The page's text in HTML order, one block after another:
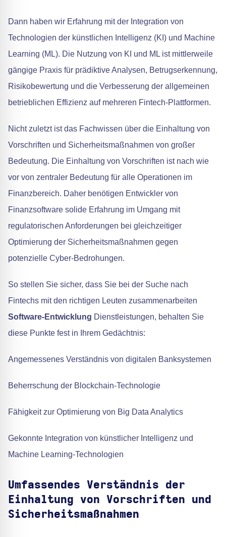
Dann haben wir Erfahrung mit der Integration von
Technologien der künstlichen Intelligenz (KI) und Machine
Learning (ML). Die Nutzung von KI und ML ist mittlerweile
gängige Praxis für prädiktive Analysen, Betrugserkennung,
Risikobewertung und die Verbesserung der allgemeinen
betrieblichen Effizienz auf mehreren Fintech-Plattformen.
Nicht zuletzt ist das Fachwissen über die Einhaltung von
Vorschriften und Sicherheitsmaßnahmen von großer
Bedeutung. Die Einhaltung von Vorschriften ist nach wie
vor von zentraler Bedeutung für alle Operationen im
Finanzbereich. Daher benötigen Entwickler von
Finanzsoftware solide Erfahrung im Umgang mit
regulatorischen Anforderungen bei gleichzeitiger
Optimierung der Sicherheitsmaßnahmen gegen
potenzielle Cyber-Bedrohungen.
So stellen Sie sicher, dass Sie bei der Suche nach
Fintechs mit den richtigen Leuten zusammenarbeiten
Software-Entwicklung Dienstleistungen, behalten Sie
diese Punkte fest in Ihrem Gedächtnis:
Angemessenes Verständnis von digitalen Banksystemen
Beherrschung der Blockchain-Technologie
Fähigkeit zur Optimierung von Big Data Analytics
Gekonnte Integration von künstlicher Intelligenz und
Machine Learning-Technologien
Umfassendes Verständnis der
Einhaltung von Vorschriften und
Sicherheitsmaßnahmen